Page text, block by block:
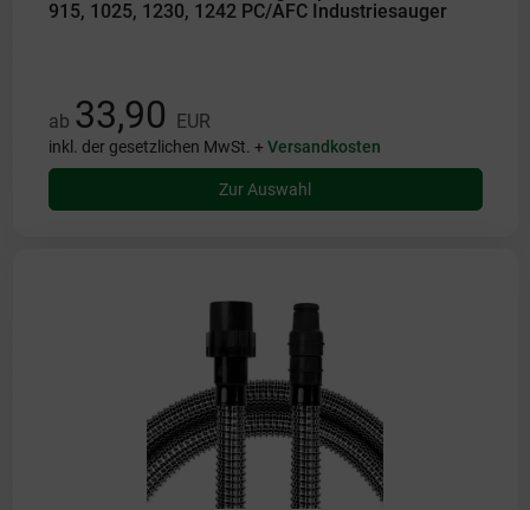
915, 1025, 1230, 1242 PC/AFC Industriesauger
ab 33,90 EUR
inkl. der gesetzlichen MwSt. +Versandkosten
Zur Auswahl